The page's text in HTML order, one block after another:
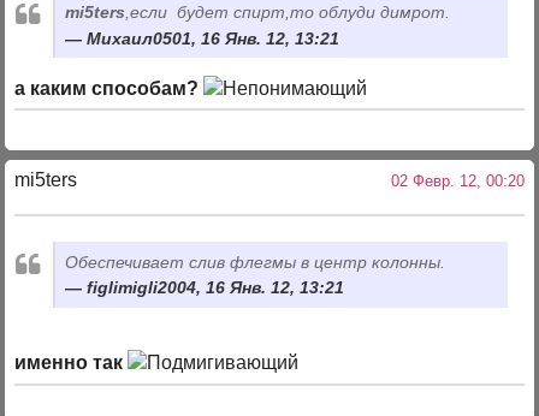
mi5ters ,если будет спирт,то облуди димрот.
Михаил0501, 16 Янв. 12, 13:21
а каким способам?
mi5ters 02 Февр. 12, 00:20
Обеспечивает слив флегмы в центр колонны.
figlimigli2004, 16 Янв. 12, 13:21
именно так